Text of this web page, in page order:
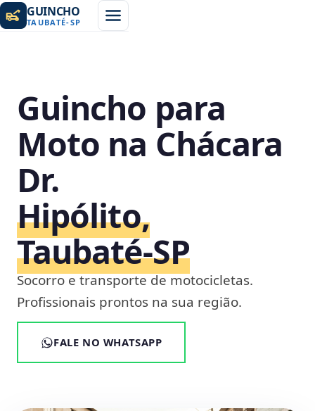
GUINCHO
TAUBATÉ-SP
Guincho para
Moto na Chácara
Dr.
Hipólito,
Taubaté‑SP
Socorro e transporte de motocicletas.
Profissionais prontos na sua região.
FALE NO WHATSAPP